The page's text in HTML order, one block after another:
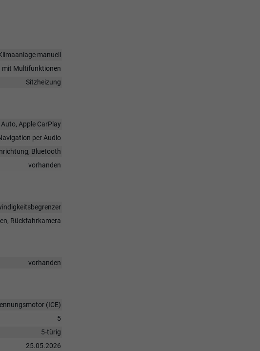
manuell
mit Multifunktionen
Sitzheizung
Apple CarPlay
per Audio
Bluetooth
vorhanden
Rückfahrkamera
vorhanden
(ICE)
5
5-türig
25.05.2026